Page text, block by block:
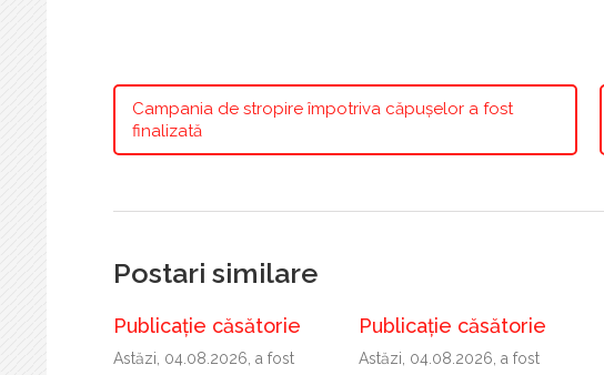
Campania de stropire împotriva căpușelor a fost
finalizată
Postari similare
Publicație căsătorie
Astăzi, 04.08.2026, a fost
Publicație căsătorie
Astăzi, 04.08.2026, a fost